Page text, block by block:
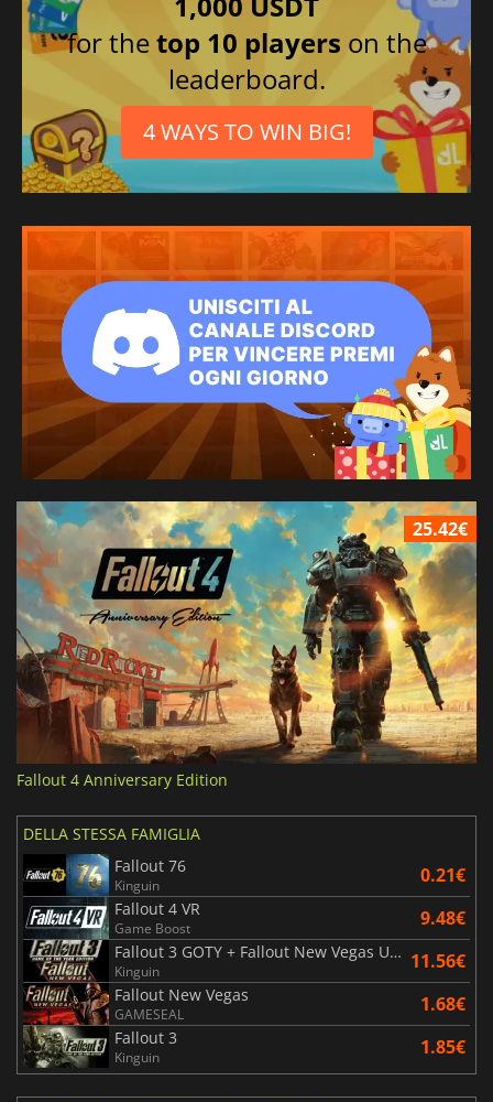
for thetop 10 players on the
leaderboard.
4 WAYS TO WIN BIG!
25.42€
Fallout 4 Anniversary Edition
DELLA STESSA FAMIGLIA
Fallout 76
Kinguin 0.21€
Fallout 4 VR
Game Boost 9.48€
Fallout 3 GOTY + Fallout New Vegas Ultimate Edition
Kinguin 11.56€
Fallout New Vegas
GAMESEAL 1.68€
Fallout 3
Kinguin 1.85€